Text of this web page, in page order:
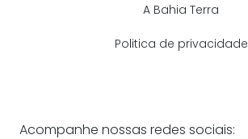
Acompanhe nossas redes sociais:
A Bahia Terra
Politica de privacidade